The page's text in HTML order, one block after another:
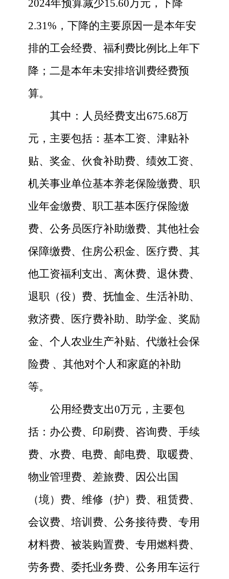
2024年预算减少15.60万元，下降
2.31%，下降的主要原因一是本年安
排的工会经费、福利费比例比上年下
降；二是本年未安排培训费经费预
算。
其中：人员经费支出675.68万
元，主要包括：基本工资、津贴补
贴、奖金、伙食补助费、绩效工资、
机关事业单位基本养老保险缴费、职
业年金缴费、职工基本医疗保险缴
费、公务员医疗补助缴费、其他社会
保障缴费、住房公积金、医疗费、其
他工资福利支出、离休费、退休费、
退职（役）费、抚恤金、生活补助、
救济费、医疗费补助、助学金、奖励
金、个人农业生产补贴、代缴社会保
险费 、其他对个人和家庭的补助
等。
公用经费支出0万元，主要包
括：办公费、印刷费、咨询费、手续
费、水费、电费、邮电费、取暖费、
物业管理费、差旅费、因公出国
（境）费、维修（护）费、租赁费、
会议费、培训费、公务接待费、专用
材料费、被装购置费、专用燃料费、
劳务费、委托业务费、公务用车运行